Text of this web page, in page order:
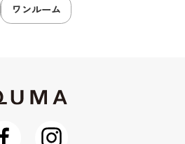
ワンルーム